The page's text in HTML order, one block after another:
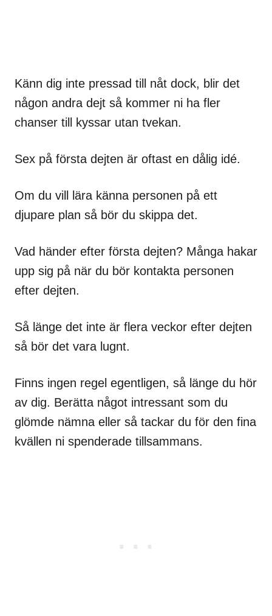
Känn dig inte pressad till nåt dock, blir det
någon andra dejt så kommer ni ha fler
chanser till kyssar utan tvekan.
Sex på första dejten är oftast en dålig idé.
Om du vill lära känna personen på ett
djupare plan så bör du skippa det.
Vad händer efter första dejten? Många hakar
upp sig på när du bör kontakta personen
efter dejten.
Så länge det inte är flera veckor efter dejten
så bör det vara lugnt.
Finns ingen regel egentligen, så länge du hör
av dig. Berätta något intressant som du
glömde nämna eller så tackar du för den fina
kvällen ni spenderade tillsammans.